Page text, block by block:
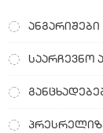
ანგარიშები
საარჩევნო